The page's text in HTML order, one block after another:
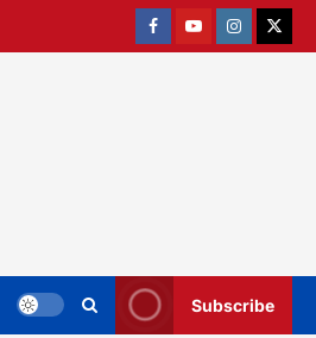
FacebookYoutubeInstagramtwitter
Subscribe